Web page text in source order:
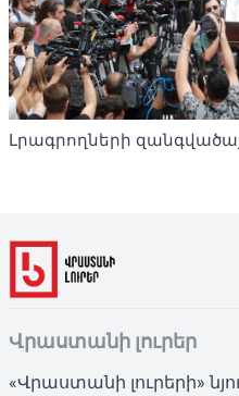
Լրագրողների
Վրաստանի լուրեր
«Վրաստանի լուրերի»